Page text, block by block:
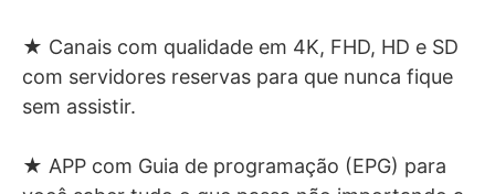
★ Canais com qualidade em 4K, FHD, HD e SD
com servidores reservas para que nunca fique
sem assistir.
★ APP com Guia de programação (EPG) para